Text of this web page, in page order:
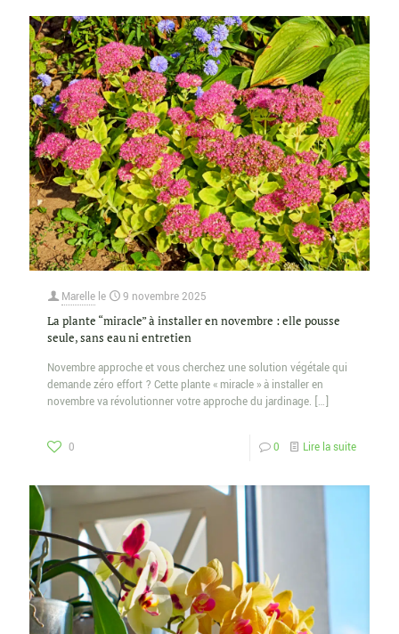
Marelle le 9 novembre 2025
La plante “miracle” à installer en novembre : elle pousse
seule, sans eau ni entretien
Novembre approche et vous cherchez une solution végétale qui
demande zéro effort ? Cette plante « miracle » à installer en
novembre va révolutionner votre approche du jardinage. […]
0 0 Lire la suite